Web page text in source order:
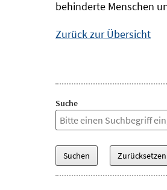
behinderte Menschen
Zurück zur Übersicht
Suche